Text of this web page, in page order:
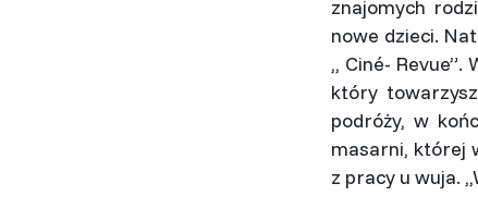
znajomych
nowe dzieci.
,, Ciné-
który
podróży, w
masarni, której
z pracy u wuja.